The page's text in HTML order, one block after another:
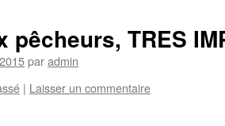
pêcheurs, TRES
paradmin
| Laisser un commentaire